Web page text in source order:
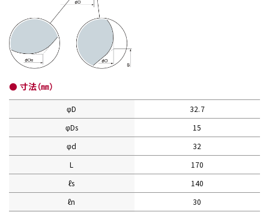
● 寸法（㎜）
φD
32.7
φDs
15
φd
32
L
170
ℓs
140
ℓn
30